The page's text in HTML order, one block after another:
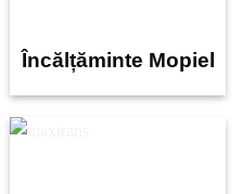
Încălțăminte Mopiel